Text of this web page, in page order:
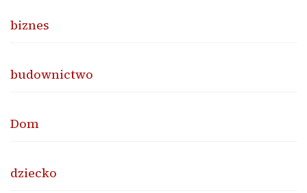
biznes
budownictwo
Dom
dziecko